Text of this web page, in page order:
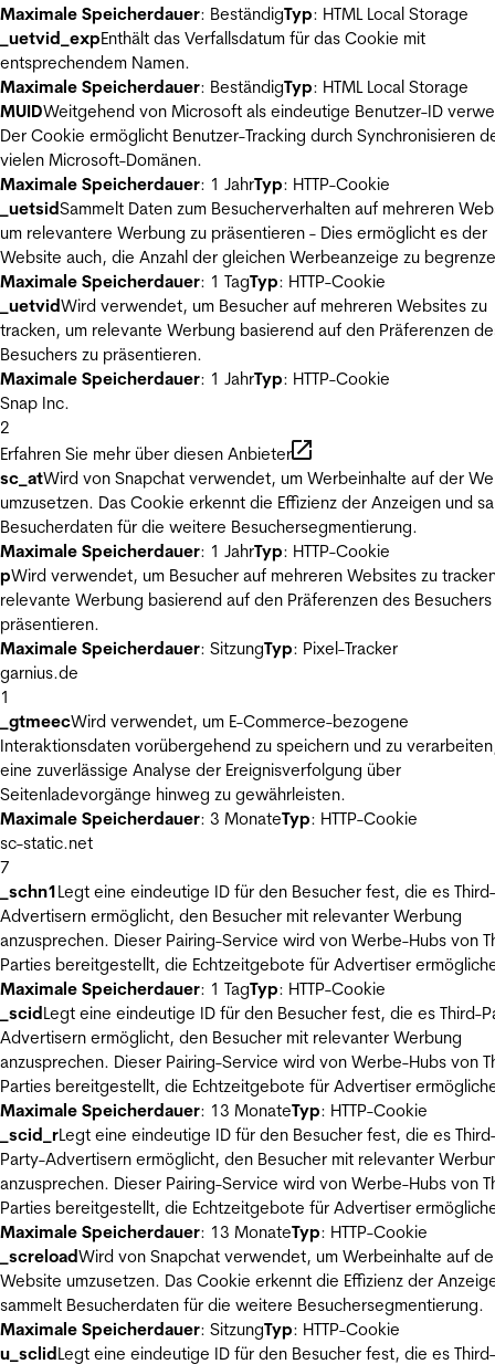
Maximale Speicherdauer: BeständigTyp: HTML Local Storage
_uetvid_expEnthält das Verfallsdatum für das Cookie mit
entsprechendem Namen.
Maximale Speicherdauer: BeständigTyp: HTML Local Storage
MUIDWeitgehend von Microsoft als eindeutige Benutzer-ID
Der Cookie ermöglicht Benutzer-Tracking durch Synchronisieren
vielen Microsoft-Domänen.
Maximale Speicherdauer: 1 JahrTyp: HTTP-Cookie
_uetsidSammelt Daten zum Besucherverhalten auf mehreren
um relevantere Werbung zu präsentieren - Dies ermöglicht es der
Website auch, die Anzahl der gleichen Werbeanzeige zu
Maximale Speicherdauer: 1 TagTyp: HTTP-Cookie
_uetvidWird verwendet, um Besucher auf mehreren Websites zu
tracken, um relevante Werbung basierend auf den Präferenzen
Besuchers zu präsentieren.
Maximale Speicherdauer: 1 JahrTyp: HTTP-Cookie
Snap Inc.
2
Erfahren Sie mehr über diesen Anbieter
sc_atWird von Snapchat verwendet, um Werbeinhalte auf der
umzusetzen. Das Cookie erkennt die Effizienz der Anzeigen und
Besucherdaten für die weitere Besuchersegmentierung.
Maximale Speicherdauer: 1 JahrTyp: HTTP-Cookie
pWird verwendet, um Besucher auf mehreren Websites zu
relevante Werbung basierend auf den Präferenzen des Besuchers
präsentieren.
Maximale Speicherdauer: SitzungTyp: Pixel-Tracker
garnius.de
1
_gtmeecWird verwendet, um E-Commerce-bezogene
Interaktionsdaten vorübergehend zu speichern und zu
eine zuverlässige Analyse der Ereignisverfolgung über
Seitenladevorgänge hinweg zu gewährleisten.
Maximale Speicherdauer: 3 MonateTyp: HTTP-Cookie
sc-static.net
7
_schn1Legt eine eindeutige ID für den Besucher fest, die es
Advertisern ermöglicht, den Besucher mit relevanter Werbung
anzusprechen. Dieser Pairing-Service wird von Werbe-Hubs von
Parties bereitgestellt, die Echtzeitgebote für Advertiser
Maximale Speicherdauer: 1 TagTyp: HTTP-Cookie
_scidLegt eine eindeutige ID für den Besucher fest, die es Third-
Advertisern ermöglicht, den Besucher mit relevanter Werbung
anzusprechen. Dieser Pairing-Service wird von Werbe-Hubs von
Parties bereitgestellt, die Echtzeitgebote für Advertiser
Maximale Speicherdauer: 13 MonateTyp: HTTP-Cookie
_scid_rLegt eine eindeutige ID für den Besucher fest, die es
Party-Advertisern ermöglicht, den Besucher mit relevanter
anzusprechen. Dieser Pairing-Service wird von Werbe-Hubs von
Parties bereitgestellt, die Echtzeitgebote für Advertiser
Maximale Speicherdauer: 13 MonateTyp: HTTP-Cookie
_screloadWird von Snapchat verwendet, um Werbeinhalte auf
Website umzusetzen. Das Cookie erkennt die Effizienz der
sammelt Besucherdaten für die weitere Besuchersegmentierung.
Maximale Speicherdauer: SitzungTyp: HTTP-Cookie
u_sclidLegt eine eindeutige ID für den Besucher fest, die es